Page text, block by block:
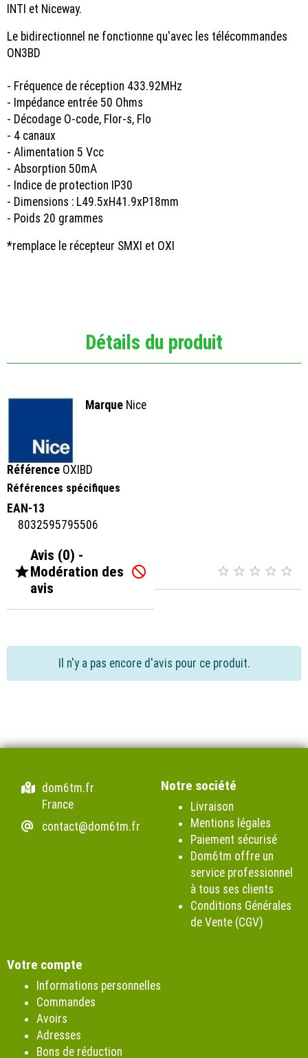
INTI et Niceway.
Le bidirectionnel ne fonctionne qu'avec les télécommandes
ON3BD
- Fréquence de réception 433.92MHz
- Impédance entrée 50 Ohms
- Décodage O-code, Flor-s, Flo
- 4 canaux
- Alimentation 5 Vcc
- Absorption 50mA
- Indice de protection IP30
- Dimensions : L49.5xH41.9xP18mm
- Poids 20 grammes
*remplace le récepteur SMXI et OXI
Détails du produit
Marque Nice
Référence OXIBD
Références spécifiques
EAN-13
8032595795506

Avis (0) -
Modération des
avis
     
Il n'y a pas encore d'avis pour ce produit.
dom6tm.fr
France
contact@dom6tm.fr
Notre société
Livraison
Mentions légales
Paiement sécurisé
Dom6tm offre un
service professionnel
à tous ses clients
Conditions Générales
de Vente (CGV)
Votre compte
Informations personnelles
Commandes
Avoirs
Adresses
Bons de réduction